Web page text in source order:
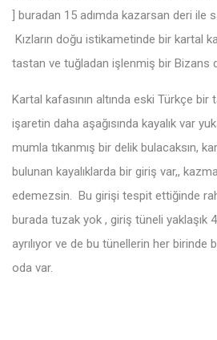
] buradan 15 adımda kazarsan deri ile
Kızların doğu istikametinde bir kartal
tastan ve tuğladan işlenmiş bir Bizans
Kartal kafasının altında eski Türkçe bir
işaretin daha aşağısında kayalık var
mumla tıkanmış bir delik bulacaksın,
bulunan kayalıklarda bir giriş var,,
edemezsin. Bu girişi tespit ettiğinde
burada tuzak yok , giriş tüneli yaklaşık
ayrılıyor ve de bu tünellerin her birinde
oda var.